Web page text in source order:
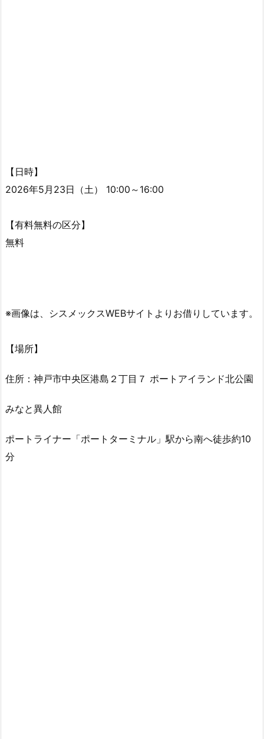
【日時】
2026年5月23日（土） 10:00～16:00
【有料無料の区分】
無料
※画像は、シスメックスWEBサイトよりお借りしています。
【場所】
住所：神戸市中央区港島２丁目７ ポートアイランド北公園
みなと異人館
ポートライナー「ポートターミナル」駅から南へ徒歩約10
分